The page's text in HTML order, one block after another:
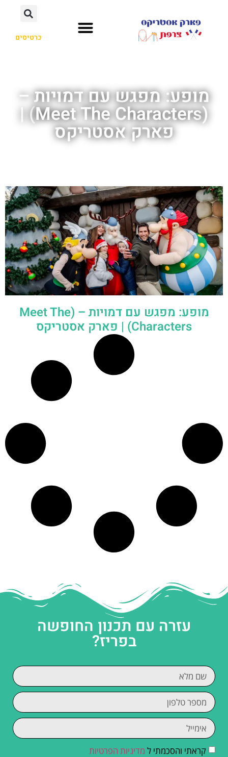
כרטיסים
מופע: מפגש עם דמויות –
(Meet The Characters) |
פארק אסטריקס
מופע: מפגש עם דמויות – (Meet The
Characters) | פארק אסטריקס
עזרה עם תכנון החופשה
בפריז?
קראתי והסכמתי ל מדיניות הפרטיות